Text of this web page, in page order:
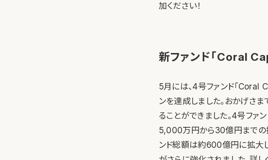
加ください！
新ファンド「Coral
5月には、4号ファンド「
ンを達成しました。おかげさ
ることができました。4号ファ
5,000万円から30億円までの
ンド総額は約600億円に拡大